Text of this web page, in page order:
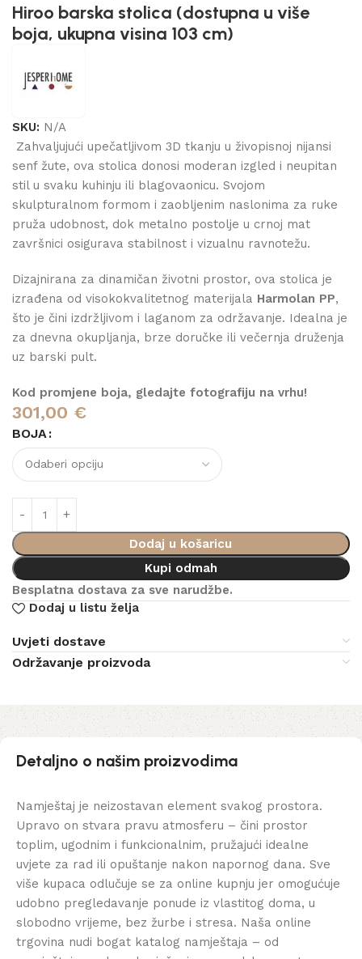
Hiroo barska stolica (dostupna u više
boja, ukupna visina 103 cm)
SKU: N/A
Zahvaljujući upečatljivom 3D tkanju u živopisnoj nijansi
senf žute, ova stolica donosi moderan izgled i neupitan
stil u svaku kuhinju ili blagovaonicu. Svojom
skulpturalnom formom i zaobljenim naslonima za ruke
pruža udobnost, dok metalno postolje u crnoj mat
završnici osigurava stabilnost i vizualnu ravnotežu.
Dizajnirana za dinamičan životni prostor, ova stolica je
izrađena od visokokvalitetnog materijala Harmolan PP,
što je čini izdržljivom i laganom za održavanje. Idealna je
za dnevna okupljanja, brze doručke ili večernja druženja
uz barski pult.
Kod promjene boja, gledajte fotografiju na vrhu!
301,00 €
BOJA
Dodaj u košaricu
Kupi odmah
Besplatna dostava za sve narudžbe.
Dodaj u listu želja
Uvjeti dostave
Održavanje proizvoda
Detaljno o našim proizvodima
Namještaj je neizostavan element svakog prostora.
Upravo on stvara pravu atmosferu – čini prostor
toplim, ugodnim i funkcionalnim, pružajući idealne
uvjete za rad ili opuštanje nakon napornog dana. Sve
više kupaca odlučuje se za online kupnju jer omogućuje
udobno pregledavanje ponude iz vlastitog doma, u
slobodno vrijeme, bez žurbe i stresa. Naša online
trgovina nudi bogat katalog namještaja – od